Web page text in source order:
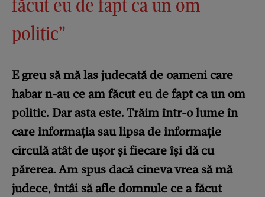
politic”
E greu să mă las judecată de oameni care
habar n-au ce am făcut eu de fapt ca un om
politic. Dar asta este. Trăim într-o lume în
care informația sau lipsa de informație
circulă atât de ușor și fiecare își dă cu
părerea. Am spus dacă cineva vrea să mă
judece, întâi să afle domnule ce a făcut